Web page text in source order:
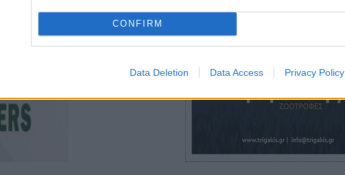
CONFIRM
Data Deletion Data Access Privacy Policy